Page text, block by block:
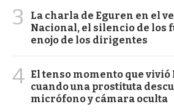
3
La charla de Eguren en el
Nacional, el silencio de los
enojo de los dirigentes
4 El tenso momento que
cuando una prostituta
micrófono y cámara oculta